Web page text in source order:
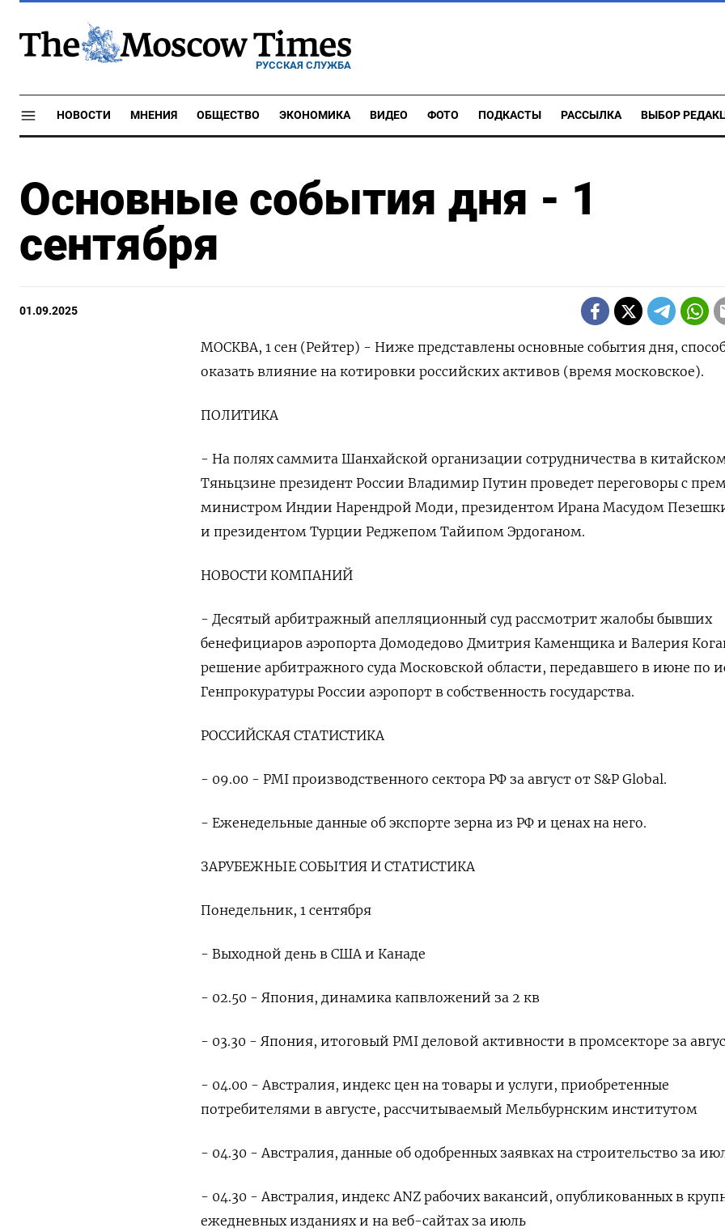
РУССКАЯ СЛУЖБА
НОВОСТИ МНЕНИЯ ОБЩЕСТВО ЭКОНОМИКА ВИДЕО ФОТО ПОДКАСТЫ РАССЫЛКА ВЫБОР
Основные события дня - 1
сентября
01.09.2025
МОСКВА, 1 сен (Рейтер) - Ниже представлены основные события дня,
оказать влияние на котировки российских активов (время московское).
ПОЛИТИКА
- На полях саммита Шанхайской организации сотрудничества в
Тяньцзине президент России Владимир Путин проведет переговоры с
министром Индии Нарендрой Моди, президентом Ирана Масудом
и президентом Турции Реджепом Тайипом Эрдоганом.
НОВОСТИ КОМПАНИЙ
- Десятый арбитражный апелляционный суд рассмотрит жалобы бывших
бенефициаров аэропорта Домодедово Дмитрия Каменщика и Валерия
решение арбитражного суда Московской области, передавшего в июне по
Генпрокуратуры России аэропорт в собственность государства.
РОССИЙСКАЯ СТАТИСТИКА
- 09.00 - PMI производственного сектора РФ за август от S&P Global.
- Еженедельные данные об экспорте зерна из РФ и ценах на него.
ЗАРУБЕЖНЫЕ СОБЫТИЯ И СТАТИСТИКА
Понедельник, 1 сентября
- Выходной день в США и Канаде
- 02.50 - Япония, динамика капвложений за 2 кв
- 03.30 - Япония, итоговый PMI деловой активности в промсекторе за
- 04.00 - Австралия, индекс цен на товары и услуги, приобретенные
потребителями в августе, рассчитываемый Мельбурнским институтом
- 04.30 - Австралия, данные об одобренных заявках на строительство за
- 04.30 - Австралия, индекс ANZ рабочих вакансий, опубликованных в
ежедневных изданиях и на веб-сайтах за июль